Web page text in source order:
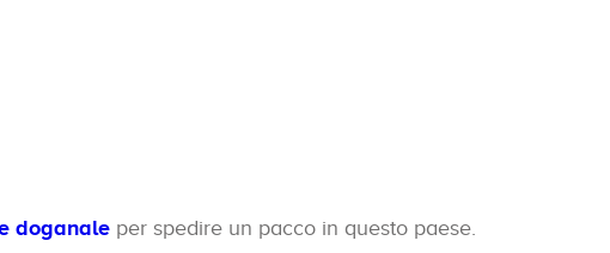
doganale per spedire un pacco in questo paese.